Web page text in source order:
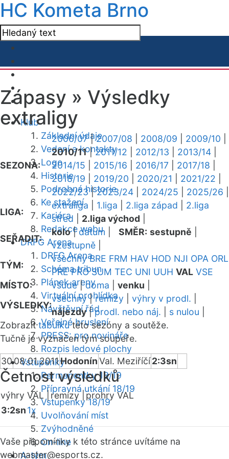
HC Kometa Brno
Klub
Základní údaje
Vedení a kontakty
Logo
Historie
Podrobná historie
Ke stažení
Kariéra
Redakce webu
DRFG Arena
DRFG Arena
Schéma tribun
Plánek areny
Virtuální prohlídka
Návštěvní řád
Veřejné bruslení
PRESS: pro novináře
Rozpis ledové plochy
Vstupenky
Permanentky 18/19
Přípravná utkání 18/19
Vstupenky 18/19
Uvolňování míst
Zvýhodněné
On-line
A-tým
Zápasy » Výsledky
extraligy
SEZONA:
2006/07|2007/08 2008/09 2009/10
2010/11|2011/12 2012/13 2013/14
2014/15
2015/16 2016/17 2017/18
2018/19
2019/20 2020/21 2021/22
2022/23|2023/24 2024/25 2025/26
LIGA:
extraliga 1.liga 2.liga západ
2.liga
střed
2.liga východ
SEŘADIT:
kolo|datum SMĚR: sestupně
vzestupně
TÝM:
všechny BRE FRM HAV HOD NJI OPA ORL
PRE PRO SUM TEC UNI UUH VAL VSE
MÍSTO:
všude|doma venku
VÝSLEDKY:
všechny|remízy výhry v prodl.
nájezdy|prodl. nebo náj. s nulou
Zobrazittabulkutéto sezóny a soutěže.
Tučně je vyznačen tým soupeře.
3008.01.2011HodonínVal. Meziříčí2:3sn
Četnost výsledků
výhry VAL | remízy | prohry VAL
3:2sn1x
Vaše připomínky k této stránce uvítáme na
webmaster@esports.cz.